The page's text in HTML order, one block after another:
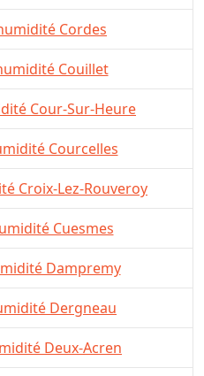
Cordes
Couillet
Cour-Sur-Heure
Courcelles
Croix-Lez-Rouveroy
Cuesmes
Dampremy
Dergneau
Deux-Acren